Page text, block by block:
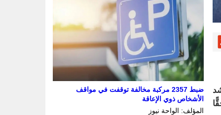
ضبط 2357 مركبة مخالفة توقفت في مواقف
الأشخاص ذوي الإعاقة
المؤلف: الواحة نيوز